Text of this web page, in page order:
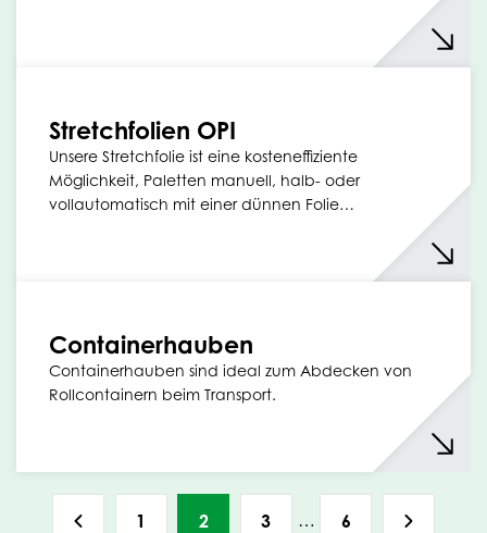
Stretchfolien OPI
Unsere Stretchfolie ist eine kosteneffiziente
Möglichkeit, Paletten manuell, halb- oder
vollautomatisch mit einer dünnen Folie…
Containerhauben
Containerhauben sind ideal zum Abdecken von
Rollcontainern beim Transport.
1 2 3 … 6